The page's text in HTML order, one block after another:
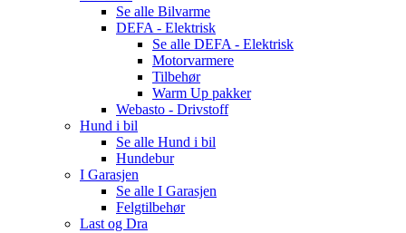
Se alle Bilvarme
DEFA - Elektrisk
Se alle DEFA - Elektrisk
Motorvarmere
Tilbehør
Warm Up pakker
Webasto - Drivstoff
Hund i bil
Se alle Hund i bil
Hundebur
I Garasjen
Se alle I Garasjen
Felgtilbehør
Last og Dra